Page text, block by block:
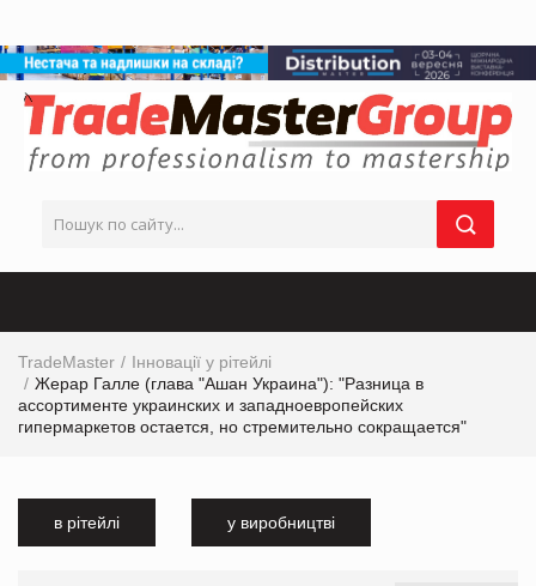
TradeMaster
Інновації у рітейлі
Жерар Галле (глава "Ашан Украина"): "Разница в
ассортименте украинских и западноевропейских
гипермаркетов остается, но стремительно сокращается"
в рітейлі у виробництві